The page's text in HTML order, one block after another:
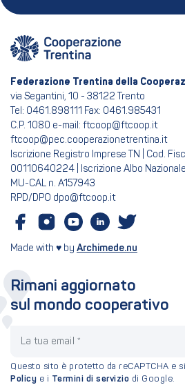
Federazione Trentina della
via Segantini, 10 - 38122 Trento
Tel: 0461.898111 Fax: 0461.985431
C.P. 1080 e-mail: ftcoop@ftcoop.it
ftcoop@pec.cooperazionetrentina.it
Iscrizione Registro Imprese TN | Cod.
00110640224 | Iscrizione Albo
MU-CAL n. A157943
RPD/DPO dpo@ftcoop.it
Made with ♥ by Archimede.nu
Rimani aggiornato
sul mondo cooperativo
Questo sito è protetto da reCAPTCHA e
Policy e i Termini di servizio di Google.